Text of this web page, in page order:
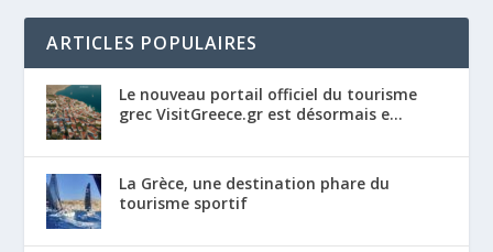
ARTICLES POPULAIRES
Le nouveau portail officiel du tourisme
grec VisitGreece.gr est désormais e...
La Grèce, une destination phare du
tourisme sportif